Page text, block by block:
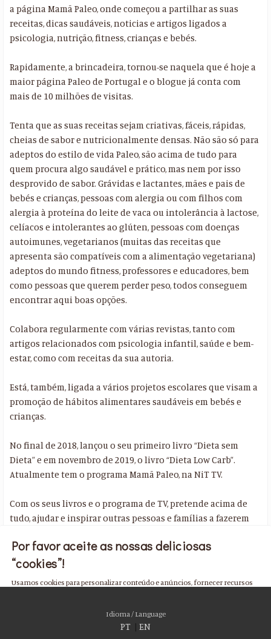
a página Mamã Paleo, onde começou a partilhar as suas
receitas, dicas saudáveis, noticias e artigos ligados a
psicologia, nutrição, fitness, crianças e bebés.
Rapidamente, a brincadeira, tornou-se naquela que é hoje a
maior página Paleo de Portugal e o blogue já conta com
mais de 10 milhões de visitas.
Tenta que as suas receitas sejam criativas, fáceis, rápidas,
cheias de sabor e nutricionalmente densas. Não são só para
adeptos do estilo de vida Paleo, são acima de tudo para
quem procura algo saudável e prático, mas nem por isso
desprovido de sabor. Grávidas e lactantes, mães e pais de
bebés e crianças, pessoas com alergia ou com filhos com
alergia à proteína do leite de vaca ou intolerância à lactose,
celíacos e intolerantes ao glúten, pessoas com doenças
autoimunes, vegetarianos (muitas das receitas que
apresenta são compatíveis com a alimentação vegetariana)
adeptos do mundo fitness, professores e educadores, bem
como pessoas que querem perder peso, todos conseguem
encontrar aqui boas opções.
Colabora regularmente com várias revistas, tanto com
artigos relacionados com psicologia infantil, saúde e bem-
estar, como com receitas da sua autoria.
Está, também, ligada a vários projetos escolares que visam a
promoção de hábitos alimentares saudáveis em bebés e
crianças.
No final de 2018, lançou o seu primeiro livro “Dieta sem
Dieta” e em novembro de 2019, o livro “Dieta Low Carb”.
Atualmente tem o programa Mamã Paleo, na NiT TV.
Com os seus livros e o programa de TV, pretende acima de
tudo, ajudar e inspirar outras pessoas e famílias a fazerem
Idioma / Language
PT | EN
Por favor aceite as nossas deliciosas
“cookies”!
Usamos cookies para personalizar conteúdo e anúncios, fornecer recursos
social, publicidade e análise, que podem combiná-lo com outras informações
que você forneceu a eles ou que coletaram do uso de seus serviços. Você